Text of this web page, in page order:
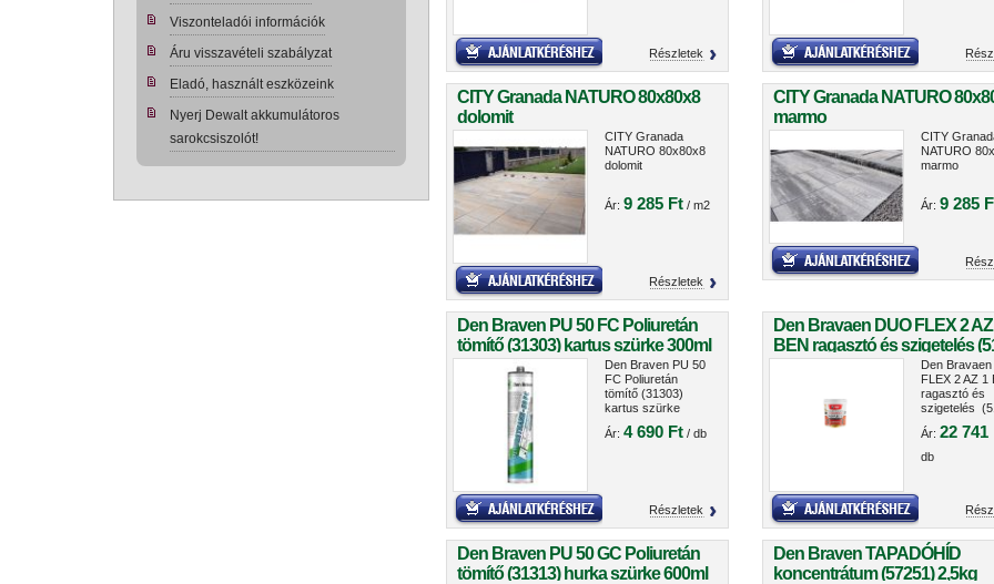
Viszonteladói információk
Áru visszavételi szabályzat
Eladó, használt eszközeink
Nyerj Dewalt akkumulátoros
sarokcsiszolót!
Részletek
CITY Granada NATURO 80x80x8
dolomit
CITY Granada
NATURO 80x80x8
dolomit
Ár: 9 285 Ft/ m2
Részletek
CITY Granada NATURO
marmo
CITY
NATURO
marmo
Ár: 9 285
Den Braven PU 50 FC Poliuretán
tömítő (31303) kartus szürke 300ml
Den Braven PU 50
FC Poliuretán
tömítő (31303)
kartus szürke
Ár: 4 690 Ft/ db
Részletek
Den Bravaen DUO FLEX 2
BEN ragasztó és szigetelés
5kg
Den
FLEX 2 AZ 1
ragasztó és
szigetelés
Ár: 22 741
db
Den Braven PU 50 GC Poliuretán
tömítő (31313) hurka szürke 600ml
Den Braven TAPADÓHÍD
koncentrátum (57251) 2,5kg